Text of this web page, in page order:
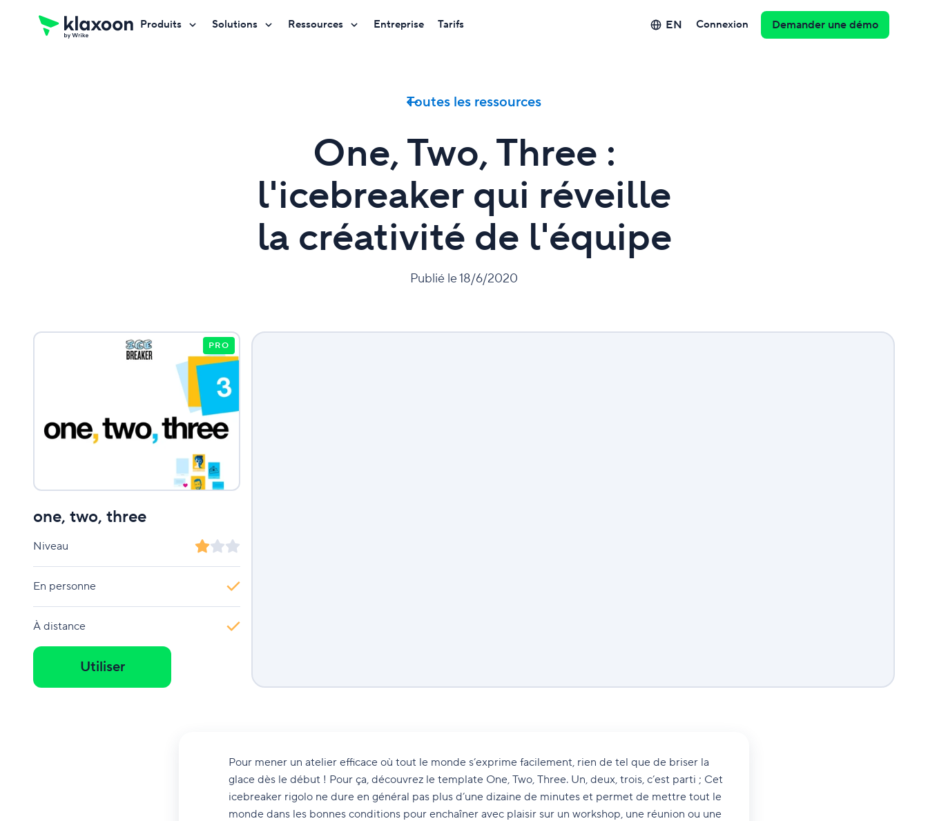
Produits Solutions Ressources Entreprise Tarifs EN Connexion Demander une démo
Toutes les ressources
One, Two, Three :
l'icebreaker qui réveille
la créativité de l'équipe
Publié le 18/6/2020
PRO
one, two, three
Niveau
En personne
À distance
Utiliser
Pour mener un atelier efficace où tout le monde s’exprime facilement, rien de tel que de briser la
glace dès le début ! Pour ça, découvrez le template One, Two, Three. Un, deux, trois, c’est parti ; Cet
icebreaker rigolo ne dure en général pas plus d’une dizaine de minutes et permet de mettre tout le
monde dans les bonnes conditions pour enchaîner avec plaisir sur un workshop, une réunion ou une